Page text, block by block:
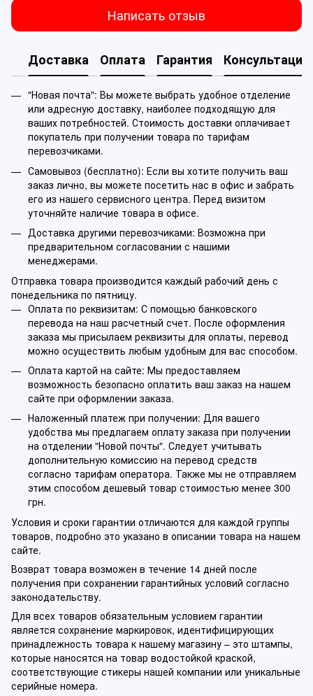
Написать отзыв
Доставка Оплата Гарантия Консультация
"Новая почта": Вы можете выбрать удобное отделение
или адресную доставку, наиболее подходящую для
ваших потребностей. Стоимость доставки оплачивает
покупатель при получении товара по тарифам
перевозчиками.
Самовывоз (бесплатно): Если вы хотите получить ваш
заказ лично, вы можете посетить нас в офис и забрать
его из нашего сервисного центра. Перед визитом
уточняйте наличие товара в офисе.
Доставка другими перевозчиками: Возможна при
предварительном согласовании с нашими
менеджерами.
Отправка товара производится каждый рабочий день с
понедельника по пятницу.
Оплата по реквизитам: С помощью банковского
перевода на наш расчетный счет. После оформления
заказа мы присылаем реквизиты для оплаты, перевод
можно осуществить любым удобным для вас способом.
Оплата картой на сайте: Мы предоставляем
возможность безопасно оплатить ваш заказ на нашем
сайте при оформлении заказа.
Наложенный платеж при получении: Для вашего
удобства мы предлагаем оплату заказа при получении
на отделении "Новой почты". Следует учитывать
дополнительную комиссию на перевод средств
согласно тарифам оператора. Также мы не отправляем
этим способом дешевый товар стоимостью менее 300
грн.
Условия и сроки гарантии отличаются для каждой группы
товаров, подробно это указано в описании товара на нашем
сайте.
Возврат товара возможен в течение 14 дней после
получения при сохранении гарантийных условий согласно
законодательству.
Для всех товаров обязательным условием гарантии
является сохранение маркировок, идентифицирующих
принадлежность товара к нашему магазину – это штампы,
которые наносятся на товар водостойкой краской,
соответствующие стикеры нашей компании или уникальные
серийные номера.